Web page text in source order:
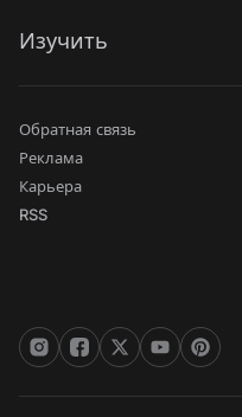
Изучить
Обратная связь
Реклама
Карьера
RSS